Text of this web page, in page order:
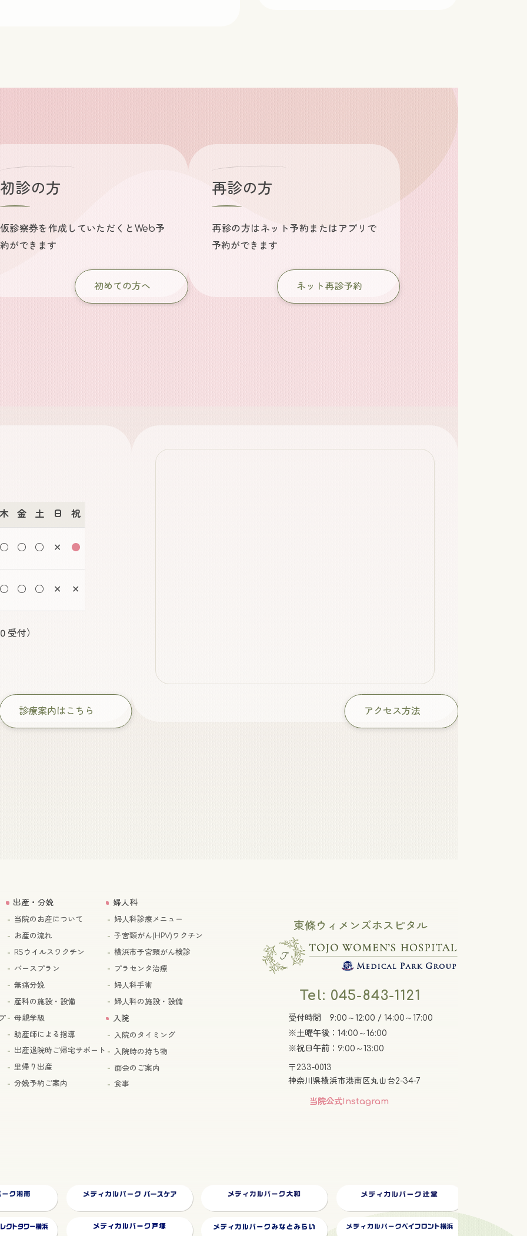
初診の方
仮診察券を作成していただくとWeb予
約ができます
初めての方へ
再診の方
再診の方はネット予約またはアプリで
予約ができます
ネット再診予約
木 金 土 日 祝
○ ○ ○ ✕ ●
○ ○ ○ ✕ ✕
受付）
診療案内はこちら アクセス方法
出産・分娩
当院のお産について
お産の流れ
RSウイルスワクチン
バースプラン
無痛分娩
産科の施設・設備
母親学級
助産師による指導
出産退院時ご帰宅サポート
里帰り出産
分娩予約ご案内
婦人科
婦人科診療メニュー
子宮頸がん(HPV)ワクチン
横浜市子宮頸がん検診
プラセンタ治療
婦人科手術
婦人科の施設・設備
入院
入院のタイミング
入院時の持ち物
面会のご案内
食事
東條ウィメンズホスピタル
Tel: 045-843-1121
受付時間 9:00～12:00 / 14:00～17:00
※土曜午後：14:00～16:00
※祝日午前：9:00～13:00
〒233-0013
神奈川県横浜市港南区丸山台2-34-7
当院公式Instagram
ク